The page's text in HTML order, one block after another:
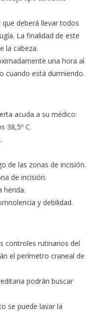
deberá llevar todos
La finalidad de este
la cabeza.
una hora al
cuando está durmiendo.
acuda a su médico:
38,5º C.
de las zonas de incisión.
de incisión.
herida.
y debilidad.
controles rutinarios del
el perímetro craneal de
podrán buscar
se puede lavar la